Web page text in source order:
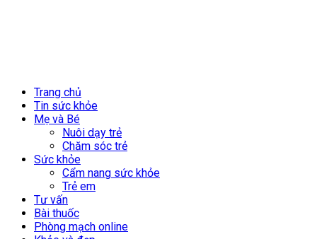
Trang chủ
Tin sức khỏe
Mẹ và Bé
Nuôi dạy trẻ
Chăm sóc trẻ
Sức khỏe
Cẩm nang sức khỏe
Trẻ em
Tư vấn
Bài thuốc
Phòng mạch online